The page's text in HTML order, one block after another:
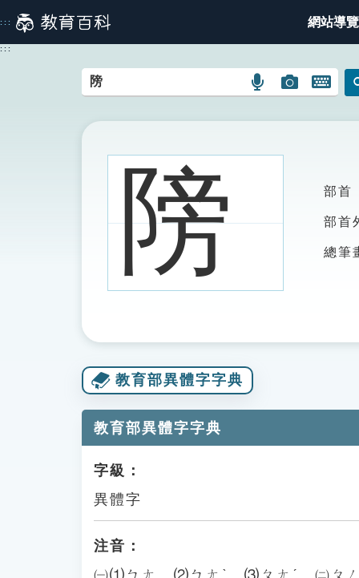
到
主
::: 網站導覽
:::
語
搜
圖
圖
搜
開
鍵
䧛 部首
部首
總筆
教育部異體字字典
教育部異體字字典
字級：
異體字
注音：
㈠⑴ㄅㄤ ⑵ㄅㄤˋ ⑶ㄆㄤˊ ㈡ㄆ